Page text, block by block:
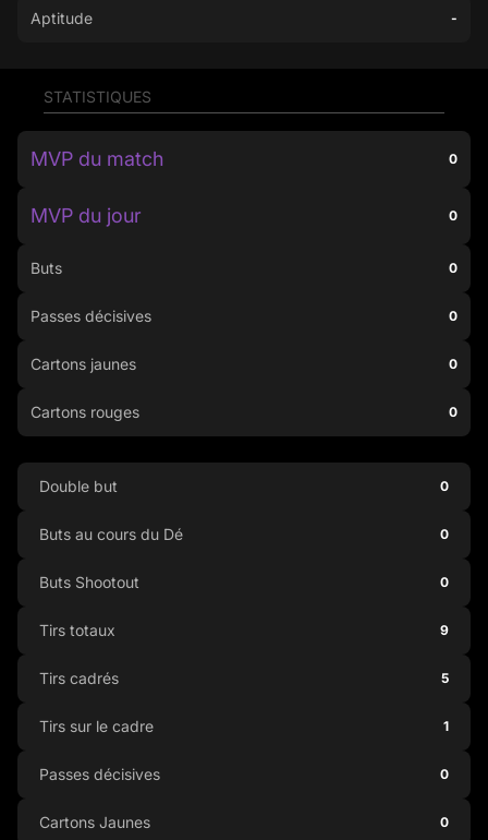
Aptitude -
STATISTIQUES
MVP du match 0
MVP du jour 0
Buts 0
Passes décisives 0
Cartons jaunes 0
Cartons rouges 0
Double but 0
Buts au cours du Dé 0
Buts Shootout 0
Tirs totaux 9
Tirs cadrés 5
Tirs sur le cadre 1
Passes décisives 0
Cartons Jaunes 0